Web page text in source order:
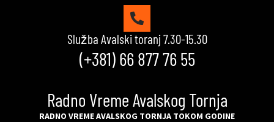
Služba Avalski toranj 7.30-15.30
(+381) 66 877 76 55
Radno Vreme Avalskog Tornja
RADNO VREME AVALSKOG TORNJA TOKOM GODINE